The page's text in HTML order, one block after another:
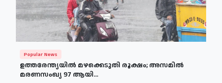
Popular News
ഉത്തരേന്ത്യയിൽ മഴക്കെടുതി രൂക്ഷം; അസമിൽ
മരണസംഖ്യ 97 ആയി...